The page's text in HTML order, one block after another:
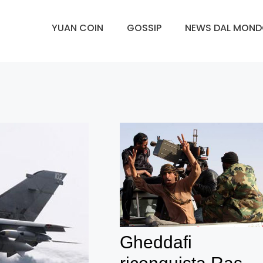
YUAN COIN GOSSIP NEWS DAL
Gheddafi